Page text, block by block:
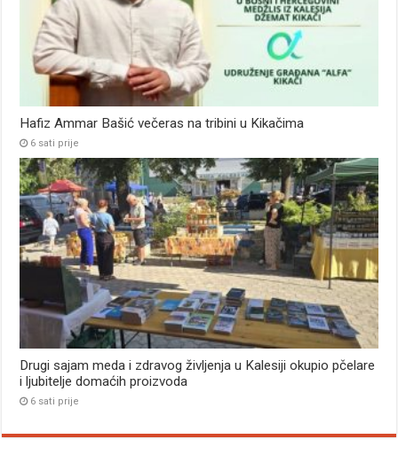
Hafiz Ammar Bašić večeras na tribini u Kikačima
6 sati prije
Drugi sajam meda i zdravog življenja u Kalesiji okupio pčelare
i ljubitelje domaćih proizvoda
6 sati prije